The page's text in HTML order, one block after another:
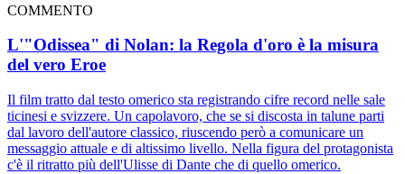
COMMENTO
L'"Odissea" di Nolan: la Regola d'oro è la misura
del vero Eroe
Il film tratto dal testo omerico sta registrando cifre record nelle sale
ticinesi e svizzere. Un capolavoro, che se si discosta in talune parti
dal lavoro dell'autore classico, riuscendo però a comunicare un
messaggio attuale e di altissimo livello. Nella figura del protagonista
c'è il ritratto più dell'Ulisse di Dante che di quello omerico.